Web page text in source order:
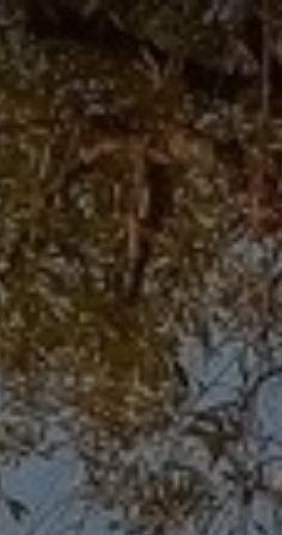
Panneau de gestion des cookies